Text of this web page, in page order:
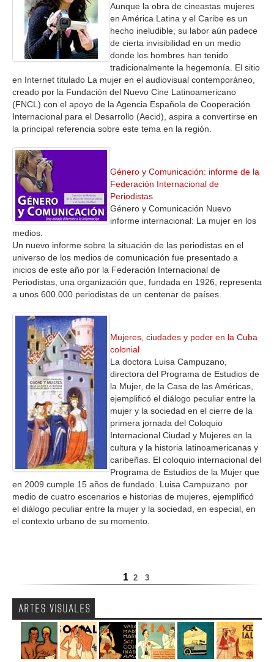
Aunque la obra de cineastas mujeres
en América Latina y el Caribe es un
hecho ineludible, su labor aún padece
de cierta invisibilidad en un medio
donde los hombres han tenido
tradicionalmente la hegemonía. El sitio
en Internet titulado La mujer en el audiovisual contemporáneo,
creado por la Fundación del Nuevo Cine Latinoamericano
(FNCL) con el apoyo de la Agencia Española de Cooperación
Internacional para el Desarrollo (Aecid), aspira a convertirse en
la principal referencia sobre este tema en la región.
Género y Comunicación: informe de la
Federación Internacional de
Periodistas
Género y Comunicación Nuevo
informe internacional: La mujer en los
medios.
Un nuevo informe sobre la situación de las periodistas en el
universo de los medios de comunicación fue presentado a
inicios de este año por la Federación Internacional de
Periodistas, una organización que, fundada en 1926, representa
a unos 600.000 periodistas de un centenar de países.
Mujeres, ciudades y poder en la Cuba
colonial
La doctora Luisa Campuzano,
directora del Programa de Estudios de
la Mujer, de la Casa de las Américas,
ejemplificó el diálogo peculiar entre la
mujer y la sociedad en el cierre de la
primera jornada del Coloquio
Internacional Ciudad y Mujeres en la
cultura y la historia latinoamericanas y
caribeñas. El coloquio internacional del
Programa de Estudios de la Mujer que
en 2009 cumple 15 años de fundado. Luisa Campuzano por
medio de cuatro escenarios e historias de mujeres, ejemplificó
el diálogo peculiar entre la mujer y la sociedad, en especial, en
el contexto urbano de su momento.
1 2 3
ARTES VISUALES